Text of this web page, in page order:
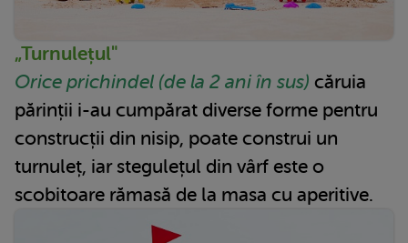
„Turnulețul"
Orice prichindel (de la 2 ani în sus) căruia
părinții i-au cumpărat diverse forme pentru
construcții din nisip, poate construi un
turnuleț, iar stegulețul din vârf este o
scobitoare rămasă de la masa cu aperitive.